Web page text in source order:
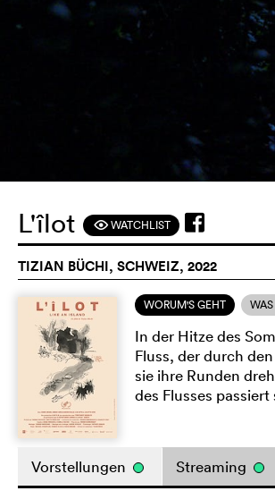
L'îlot FWATCHLIST
TIZIAN BÜCHI, SCHWEIZ, 2022
WORUM'S GEHT
In der Hitze des
Fluss, der durch
sie ihre Runden
des Flusses passiert
Vorstellungen Streaming